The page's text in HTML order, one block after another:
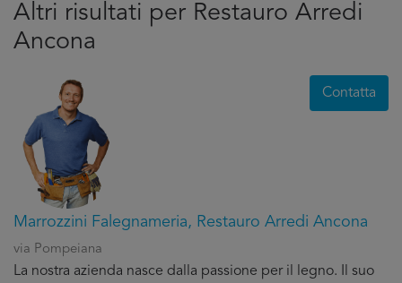
Altri risultati per Restauro Arredi
Ancona
Marrozzini Falegnameria, Restauro Arredi Ancona
via Pompeiana
La nostra azienda nasce dalla passione per il legno. Il suo
Contatta